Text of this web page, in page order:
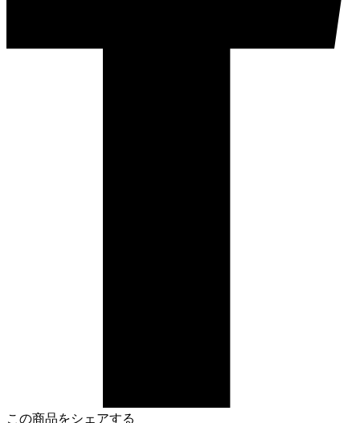
この商品をシェアする